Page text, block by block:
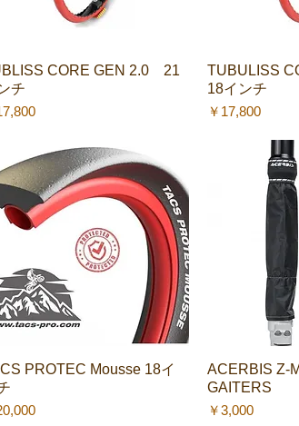
クイックビュー
CORE GEN 2.0 21
チ
クイ
TUBULISS
18インチ
価格
￥17,800
クイックビュー
PROTEC Mousse 18イ
クイ
ACERBIS Z-
GAITERS
価格
￥3,000